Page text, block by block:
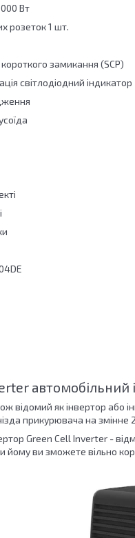
Вт
розеток 1 шт.
замикання (SCP)
світлодіодний індикатор
відомий як інвертор або
прикурювача на змінне
Green Cell Inverter -
йому ви зможете вільно